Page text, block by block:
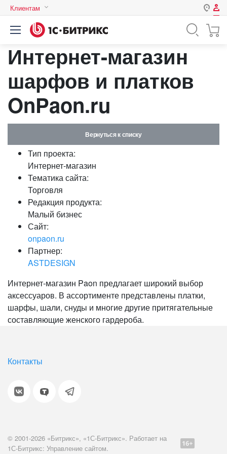
Клиентам
Казахстан
Авторизация
Логин
Пароль
Запомнить меня на этом
Забыли свой пароль?
или войдите с помощью
Интернет-магазин
шарфов и платков
OnPaon.ru
Вернуться к списку
Тип проекта:
Интернет-магазин
Тематика сайта:
Торговля
Редакция продукта:
Малый бизнес
Сайт:
onpaon.ru
Партнер:
ASTDESIGN
Интернет-магазин Paon предлагает широкий выбор
аксессуаров. В ассортименте представлены платки,
шарфы, шали, снуды и многие другие притягательные
составляющие женского гардероба.
Контакты
© 2001-2026 «Битрикс», «1С-Битрикс». Работает на
1С-Битрикс: Управление сайтом.